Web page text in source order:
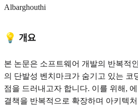
Albarghouthi
💡 개요
본 논문은 소프트웨어 개발의 반복적
의 단발성 벤치마크가 숨기고 있는 코
점을 드러내고자 합니다. 이를 위해,
결책을 반복적으로 확장하며 아키텍